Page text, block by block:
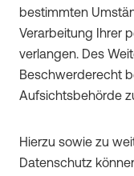
bestimmten
Verarbeitung Ihrer
verlangen. Des
Beschwerderecht
Aufsichtsbehörde
Hierzu sowie zu
Datenschutz